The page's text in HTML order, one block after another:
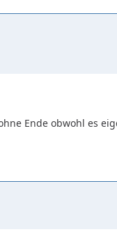
Ende obwohl es